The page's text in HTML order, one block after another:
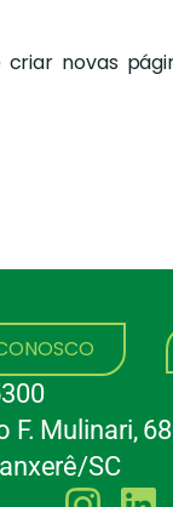
novas
F. Mulinari,
SC